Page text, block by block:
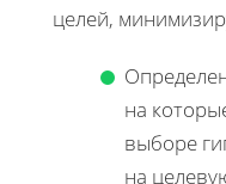
целей,
на
выборе
на